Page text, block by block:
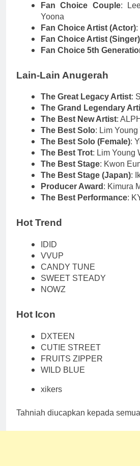
Fan Choice Couple:
Yoona
Fan Choice Artist (Actor):
Fan Choice Artist (Singer)
Fan Choice 5th
Lain-Lain Anugerah
The Great Legacy Artist:
The Grand Legendary
The Best New Artist:
The Best Solo: Lim
The Best Solo (Female):
The Best Trot: Lim Young
The Best Stage: Kwon
The Best Stage (Japan):
Producer Award : Kimura
The Best Performance:
Hot Trend
IDID
VVUP
CANDY TUNE
SWEET STEADY
NOWZ
Hot Icon
DXTEEN
CUTIE STREET
FRUITS ZIPPER
WILD BLUE
xikers
Tahniah diucapkan kepada